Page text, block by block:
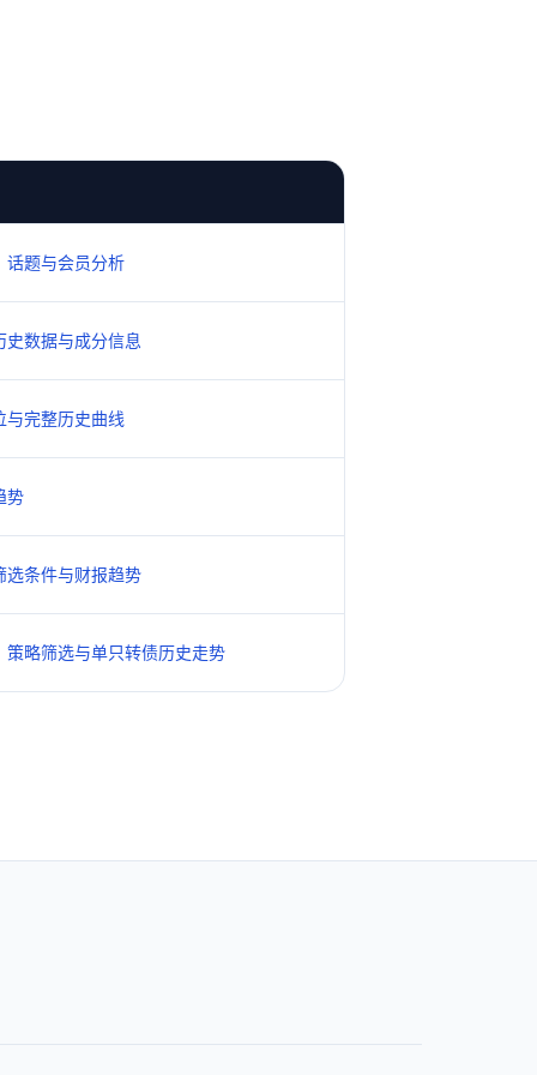
话题与会员分析
史数据与成分信息
与完整历史曲线
势
选条件与财报趋势
策略筛选与单只转债历史走势